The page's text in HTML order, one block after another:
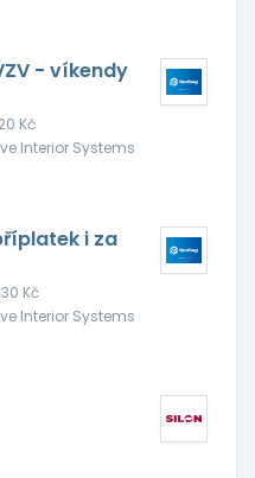
- víkendy
Kč
Interior Systems
i za
Kč
Interior Systems